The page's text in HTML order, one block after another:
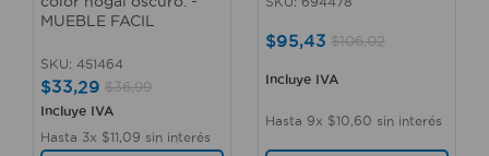
MUEBLE FACIL
SKU: 451464
$33,29 $36,99
Incluye IVA
Hasta 3x $11 09 sin interés
$95,43 $106,02
Incluye IVA
Hasta 9x $10 60 sin interés